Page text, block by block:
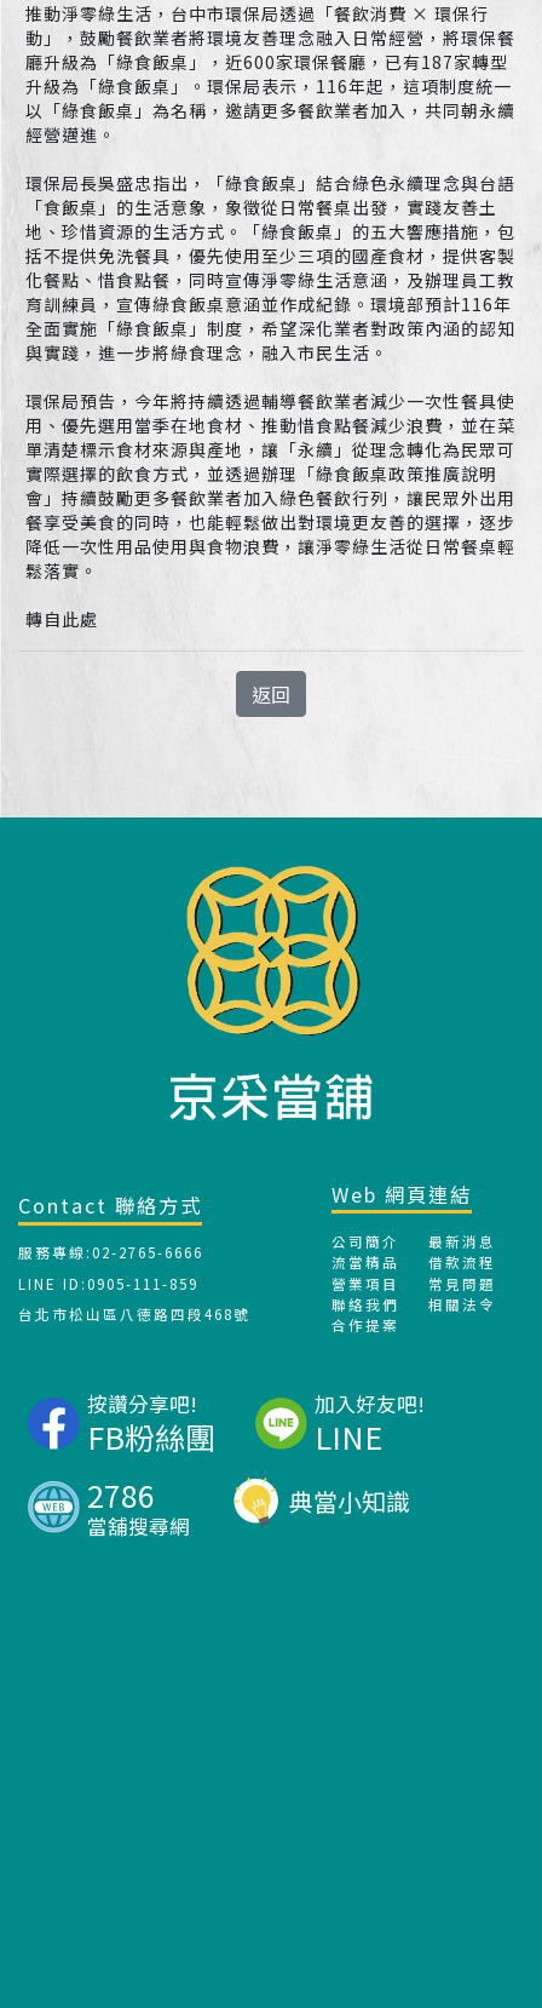
推動淨零綠生活，台中市環保局透過「餐飲消費 × 環保行
動」，鼓勵餐飲業者將環境友善理念融入日常經營，將環保餐
廳升級為「綠食飯桌」，近600家環保餐廳，已有187家轉型
升級為「綠食飯桌」。環保局表示，116年起，這項制度統一
以「綠食飯桌」為名稱，邀請更多餐飲業者加入，共同朝永續
經營邁進。
環保局長吳盛忠指出，「綠食飯桌」結合綠色永續理念與台語
「食飯桌」的生活意象，象徵從日常餐桌出發，實踐友善土
地、珍惜資源的生活方式。「綠食飯桌」的五大響應措施，包
括不提供免洗餐具，優先使用至少三項的國產食材，提供客製
化餐點、惜食點餐，同時宣傳淨零綠生活意涵，及辦理員工教
育訓練員，宣傳綠食飯桌意涵並作成紀錄。環境部預計116年
全面實施「綠食飯桌」制度，希望深化業者對政策內涵的認知
與實踐，進一步將綠食理念，融入市民生活。
環保局預告，今年將持續透過輔導餐飲業者減少一次性餐具使
用、優先選用當季在地食材、推動惜食點餐減少浪費，並在菜
單清楚標示食材來源與產地，讓「永續」從理念轉化為民眾可
實際選擇的飲食方式，並透過辦理「綠食飯桌政策推廣說明
會」持續鼓勵更多餐飲業者加入綠色餐飲行列，讓民眾外出用
餐享受美食的同時，也能輕鬆做出對環境更友善的選擇，逐步
降低一次性用品使用與食物浪費，讓淨零綠生活從日常餐桌輕
鬆落實。
轉自此處
返回
Contact 聯絡方式
服務專線:02-2765-6666
LINE ID:0905-111-859
台北市松山區八德路四段468號
Web 網頁連結
公司簡介
最新消息
流當精品
借款流程
營業項目
常見問題
聯絡我們
相關法令
合作提案
按讚分享吧!
FB粉絲團
加入好友吧!
LINE
2786
當舖搜尋網
典當小知識